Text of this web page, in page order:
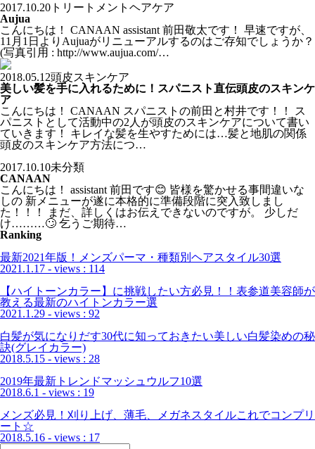
2017.10.20 トリートメントヘアケア
Aujua
こんにちは！ CANAAN assistant 前田敬太です！ 早速ですが、
11月1日よりAujuaがリニューアルするのはご存知でしょうか？
(写真引用 : http://www.aujua.com/…
2018.05.12頭皮スキンケア
美しい髪を手に入れるために！スパニスト直伝頭皮のスキンケ
ア
こんにちは！ CANAAN スパニストの前田と村井です！！ ス
パニストとして活動中の2人が頭皮のスキンケアについて書い
ていきます！ キレイな髪を生やすためには…髪と地肌の関係
頭皮のスキンケア方法につ…
2017.10.10未分類
CANAAN
こんにちは！ assistant 前田です😊 皆様を驚かせる事間違いな
しの 新メニューが遂に本格的に準備段階に突入致しまし
た！！！ まだ、詳しくはお伝えできないのですが。 少しだ
け………🙄 乞うご期待…
Ranking
最新2021年版！メンズパーマ・種類別ヘアスタイル30選
2021.1.17 - views : 114
【ハイトーンカラー】に挑戦したい方必見！！表参道美容師が
教える最新のハイトンカラー選
2021.1.29 - views : 92
白髪が気になりだす30代に知っておきたい美しい白髪染めの秘
訣(グレイカラー)
2018.5.15 - views : 28
2019年最新トレンドマッシュウルフ10選
2018.6.1 - views : 19
メンズ必見！刈り上げ、薄毛、メガネスタイルこれでコンプリ
ート☆
2018.5.16 - views : 17